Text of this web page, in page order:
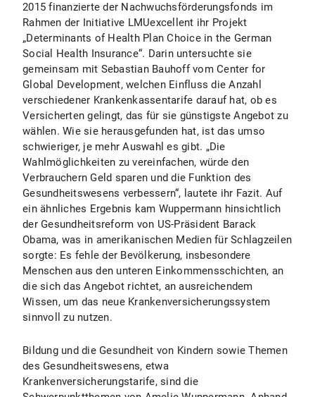
2015 finanzierte der Nachwuchsförderungsfonds im
Rahmen der Initiative LMUexcellent ihr Projekt
„Determinants of Health Plan Choice in the German
Social Health Insurance“. Darin untersuchte sie
gemeinsam mit Sebastian Bauhoff vom Center for
Global Development, welchen Einfluss die Anzahl
verschiedener Krankenkassentarife darauf hat, ob es
Versicherten gelingt, das für sie günstigste Angebot zu
wählen. Wie sie herausgefunden hat, ist das umso
schwieriger, je mehr Auswahl es gibt. „Die
Wahlmöglichkeiten zu vereinfachen, würde den
Verbrauchern Geld sparen und die Funktion des
Gesundheitswesens verbessern“, lautete ihr Fazit. Auf
ein ähnliches Ergebnis kam Wuppermann hinsichtlich
der Gesundheitsreform von US-Präsident Barack
Obama, was in amerikanischen Medien für Schlagzeilen
sorgte: Es fehle der Bevölkerung, insbesondere
Menschen aus den unteren Einkommensschichten, an
die sich das Angebot richtet, an ausreichendem
Wissen, um das neue Krankenversicherungssystem
sinnvoll zu nutzen.
Bildung und die Gesundheit von Kindern sowie Themen
des Gesundheitswesens, etwa
Krankenversicherungstarife, sind die